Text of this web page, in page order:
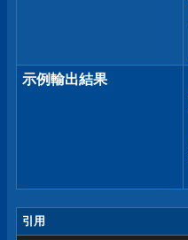
示例輸出結果
引用